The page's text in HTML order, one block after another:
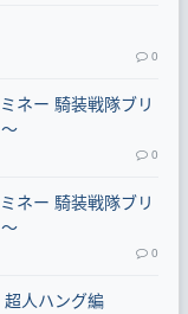
0
ネー 騎装戦隊ブリ
0
ネー 騎装戦隊ブリ
0
人ハング編